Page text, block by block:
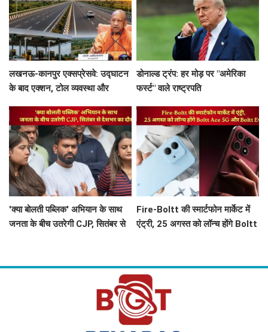
लखनऊ-कानपुर एक्सप्रेसवे: उद्घाटन
के बाद एक्शन, टोल व्यवस्था और
डोनाल्ड ट्रंप: हर मोड़ पर "अमेरिका
फर्स्ट" वाले राष्ट्रपति
'क्या बोलती पब्लिक' अभियान के साथ
जनता के बीच उतरेगी CJP, सितंबर से
Fire-Boltt की स्मार्टफोन मार्केट में
एंट्री, 25 अगस्त को लॉन्च होंगे Boltt